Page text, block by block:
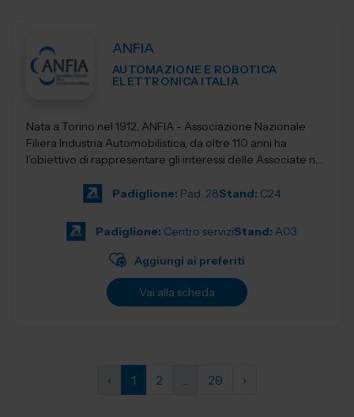
ANFIA
AUTOMAZIONE E ROBOTICA
ELETTRONICA ITALIA
Nata a Torino nel 1912, ANFIA - Associazione Nazionale
Filiera Industria Automobilistica, da oltre 110 anni ha
l’obiettivo di rappresentare gli interessi delle Associate nei
Padiglione: Pad. 28Stand: C24
Padiglione: Centro serviziStand: A03
Aggiungi ai preferiti
Vai alla scheda
‹ 1 2 ... 29 ›